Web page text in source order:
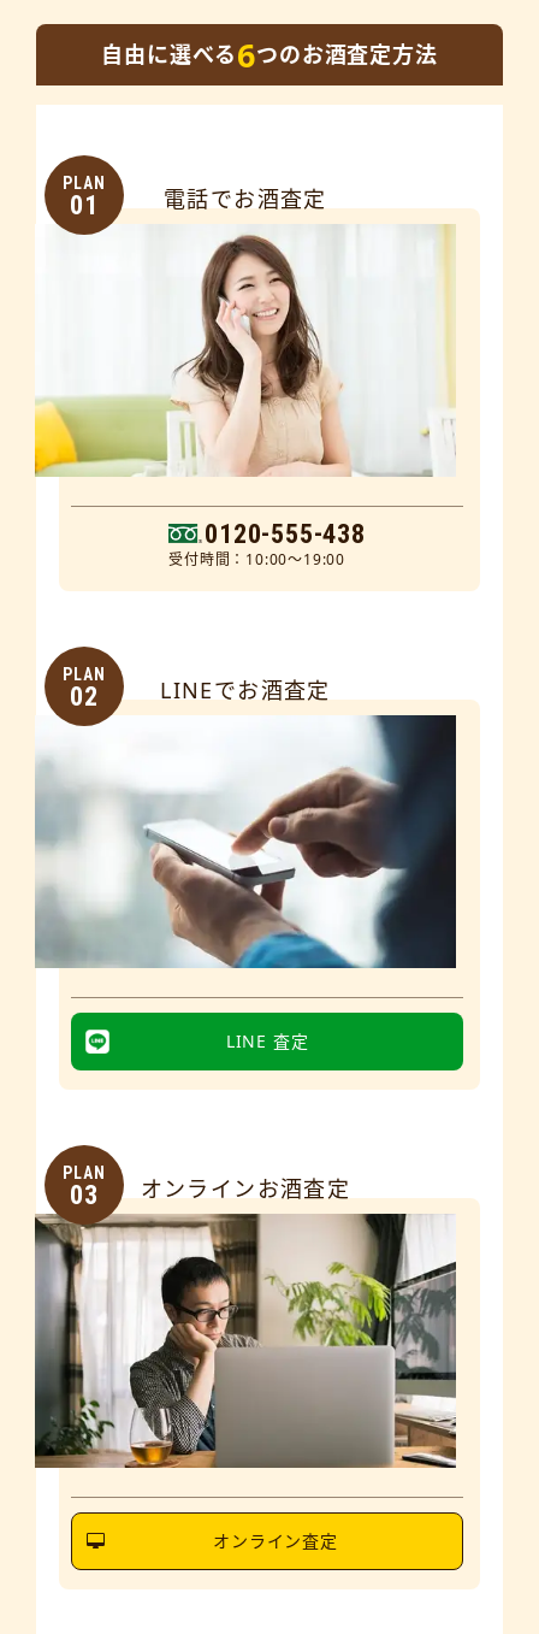
自由に選べる6つのお酒査定方法
PLAN
01 電話でお酒査定
0120-555-438
受付時間：10:00～19:00
PLAN
02 LINEでお酒査定
LINE 査定
PLAN
03 オンラインお酒査定
オンライン査定